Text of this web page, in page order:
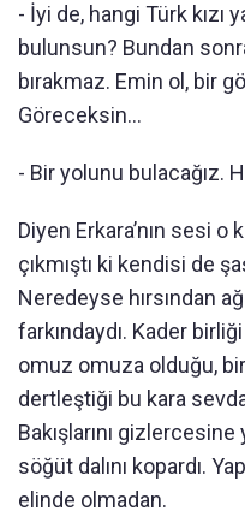
- İyi de, hangi Türk kızı
bulunsun? Bundan
bırakmaz. Emin ol, bir
Göreceksin…
- Bir yolunu bulacağız.
Diyen Erkara’nın sesi o
çıkmıştı ki kendisi de
Neredeyse hırsından
farkındaydı. Kader
omuz omuza olduğu,
dertleştiği bu kara
Bakışlarını
söğüt dalını kopardı.
elinde olmadan.